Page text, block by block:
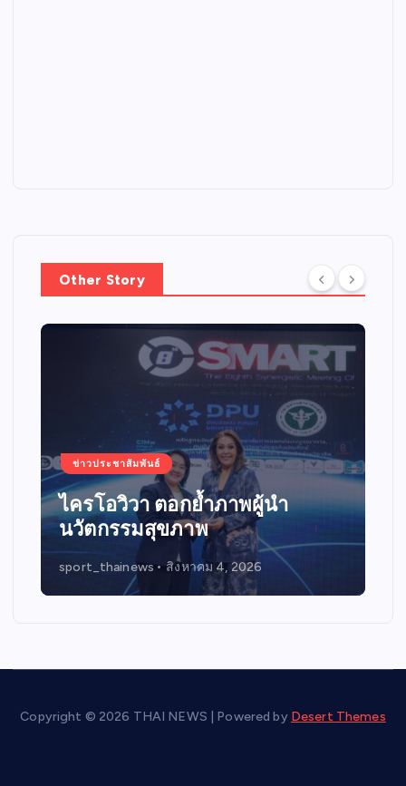
Other Story
ข่าวประชาสัมพันธ์
ไครโอวิวา ตอกย้ำภาพผู้นำ
นวัตกรรมสุขภาพ
sport_thainews สิงหาคม 4, 2026
Copyright © 2026 THAI NEWS | Powered by Desert Themes